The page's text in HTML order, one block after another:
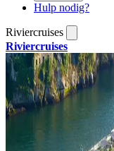
Hulp nodig?
Riviercruises
Riviercruises